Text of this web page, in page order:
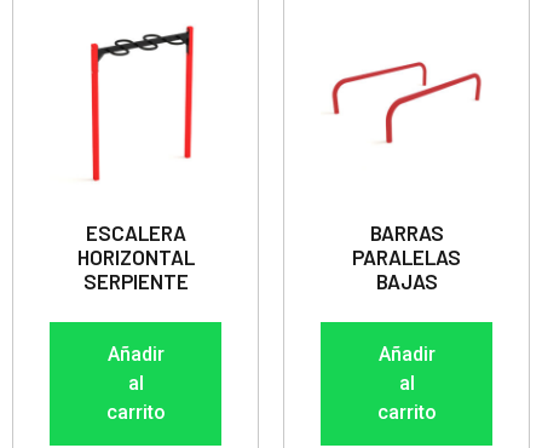
ESCALERA
HORIZONTAL
SERPIENTE
Añadir
al
carrito
BARRAS
PARALELAS
BAJAS
Añadir
al
carrito